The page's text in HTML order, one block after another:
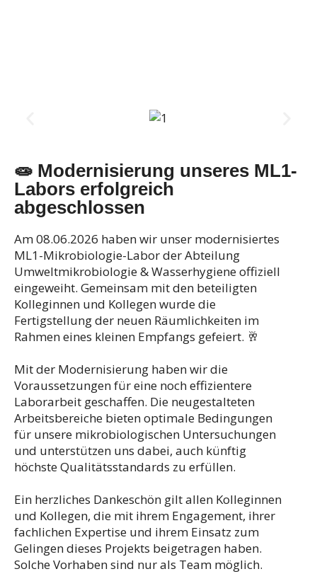
🧫 Modernisierung unseres ML1-
Labors erfolgreich
abgeschlossen
Am 08.06.2026 haben wir unser modernisiertes
ML1-Mikrobiologie-Labor der Abteilung
Umweltmikrobiologie & Wasserhygiene offiziell
eingeweiht. Gemeinsam mit den beteiligten
Kolleginnen und Kollegen wurde die
Fertigstellung der neuen Räumlichkeiten im
Rahmen eines kleinen Empfangs gefeiert. 🥂
Mit der Modernisierung haben wir die
Voraussetzungen für eine noch effizientere
Laborarbeit geschaffen. Die neugestalteten
Arbeitsbereiche bieten optimale Bedingungen
für unsere mikrobiologischen Untersuchungen
und unterstützen uns dabei, auch künftig
höchste Qualitätsstandards zu erfüllen.
Ein herzliches Dankeschön gilt allen Kolleginnen
und Kollegen, die mit ihrem Engagement, ihrer
fachlichen Expertise und ihrem Einsatz zum
Gelingen dieses Projekts beigetragen haben.
Solche Vorhaben sind nur als Team möglich.